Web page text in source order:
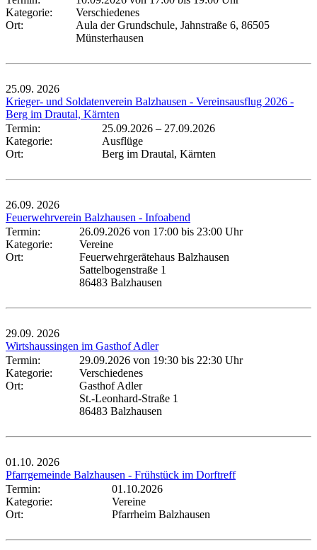
Kategorie:
Verschiedenes
Ort:
Aula der Grundschule, Jahnstraße 6, 86505
Münsterhausen
25.09. 2026
Krieger- und Soldatenverein Balzhausen - Vereinsausflug 2026 -
Berg im Drautal, Kärnten
Termin:
25.09.2026 – 27.09.2026
Kategorie:
Ausflüge
Ort:
Berg im Drautal, Kärnten
26.09. 2026
Feuerwehrverein Balzhausen - Infoabend
Termin:
26.09.2026 von 17:00 bis 23:00 Uhr
Kategorie:
Vereine
Ort:
Feuerwehrgerätehaus Balzhausen
Sattelbogenstraße 1
86483 Balzhausen
29.09. 2026
Wirtshaussingen im Gasthof Adler
Termin:
29.09.2026 von 19:30 bis 22:30 Uhr
Kategorie:
Verschiedenes
Ort:
Gasthof Adler
St.-Leonhard-Straße 1
86483 Balzhausen
01.10. 2026
Pfarrgemeinde Balzhausen - Frühstück im Dorftreff
Termin:
01.10.2026
Kategorie:
Vereine
Ort:
Pfarrheim Balzhausen